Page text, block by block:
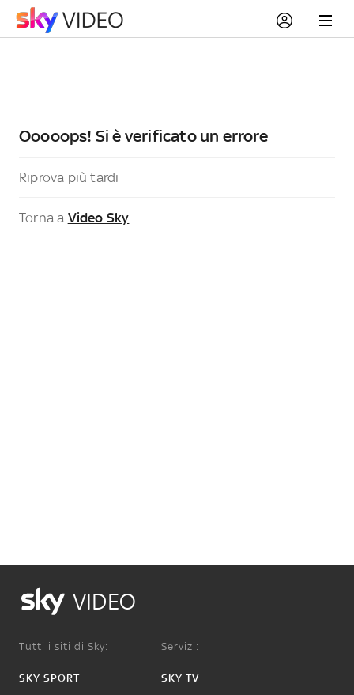
Ooooops! Si è verificato un errore
Riprova più tardi
Torna a Video Sky
VIDEO
Tutti i siti di Sky:
SKY SPORT
Servizi:
SKY TV